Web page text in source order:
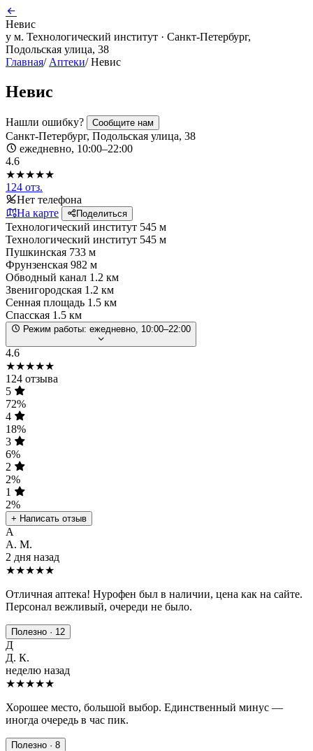
Невис
у м. Технологический институт · Санкт-Петербург,
Подольская улица, 38
Главная/ Аптеки/ Невис
Невис
Нашли ошибку? Сообщите нам
Санкт-Петербург, Подольская улица, 38
ежедневно, 10:00–22:00
4.6
★★★★★
124 отз.
Нет телефона
На карте
Поделиться
Технологический институт 545 м
Технологический институт 545 м
Пушкинская 733 м
Фрунзенская 982 м
Обводный канал 1.2 км
Звенигородская 1.2 км
Сенная площадь 1.5 км
Спасская 1.5 км
Режим работы: ежедневно, 10:00–22:00
4.6
★★★★★
124 отзыва
5
72%
4
18%
3
6%
2
2%
1
2%
+ Написать отзыв
А
А. М.
2 дня назад
★★★★★
Отличная аптека! Нурофен был в наличии, цена как на сайте.
Персонал вежливый, очереди не было.
Полезно · 12
Д
Д. К.
неделю назад
★★★★★
Хорошее место, большой выбор. Единственный минус —
иногда очередь в час пик.
Полезно · 8